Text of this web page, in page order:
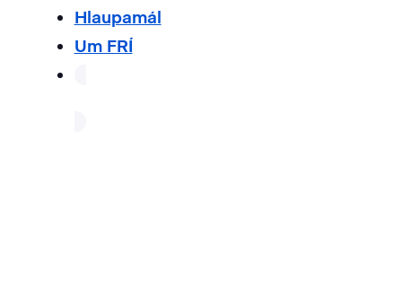
Hlaupamál
Um FRÍ